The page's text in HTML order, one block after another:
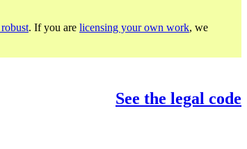
. If you are licensing your own work, we
See the legal code